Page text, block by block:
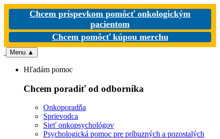
Chcem príspevkom pomôcť onkologickým
pacientom
Chcem pomôcť kúpou merchu
Menu ▲
Hľadám pomoc
Chcem poradiť od odborníka
Onkoporadňa
Sprievodca
Sieť onkopsychológov
Psychologická pomoc pre príbuzných a pozostalých